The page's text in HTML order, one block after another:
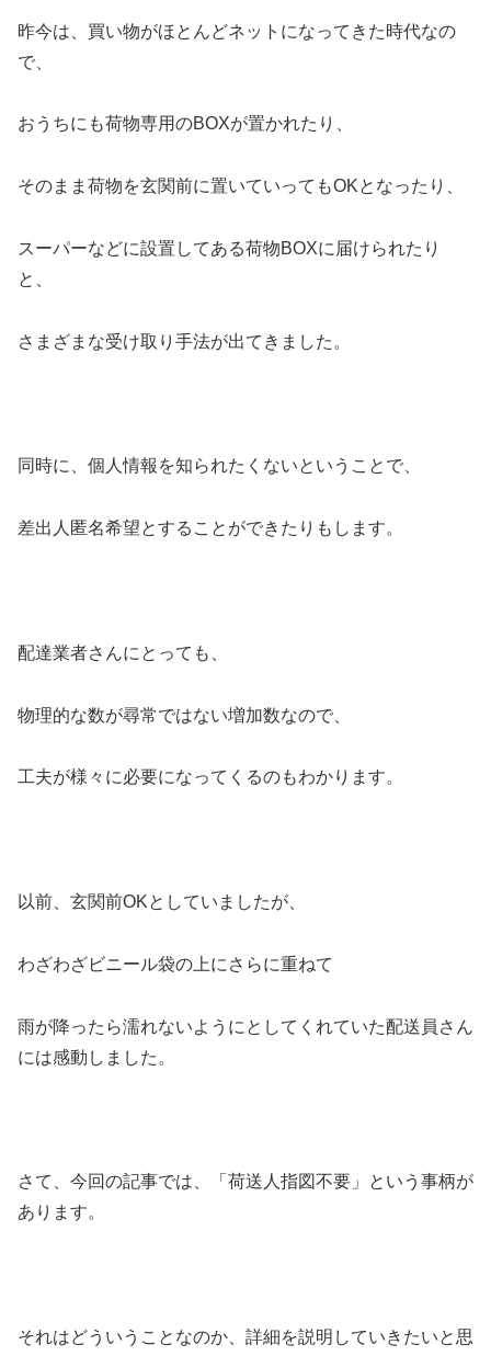
昨今は、買い物がほとんどネットになってきた時代なの
で、
おうちにも荷物専用のBOXが置かれたり、
そのまま荷物を玄関前に置いていってもOKとなったり、
スーパーなどに設置してある荷物BOXに届けられたり
と、
さまざまな受け取り手法が出てきました。
同時に、個人情報を知られたくないということで、
差出人匿名希望とすることができたりもします。
配達業者さんにとっても、
物理的な数が尋常ではない増加数なので、
工夫が様々に必要になってくるのもわかります。
以前、玄関前OKとしていましたが、
わざわざビニール袋の上にさらに重ねて
雨が降ったら濡れないようにとしてくれていた配送員さん
には感動しました。
さて、今回の記事では、「荷送人指図不要」という事柄が
あります。
それはどういうことなのか、詳細を説明していきたいと思